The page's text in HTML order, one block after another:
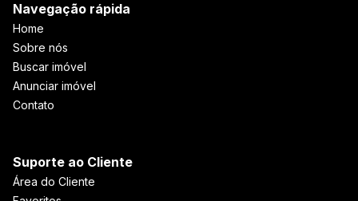
Navegação rápida
Home
Sobre nós
Buscar imóvel
Anunciar imóvel
Contato
Suporte ao Cliente
Área do Cliente